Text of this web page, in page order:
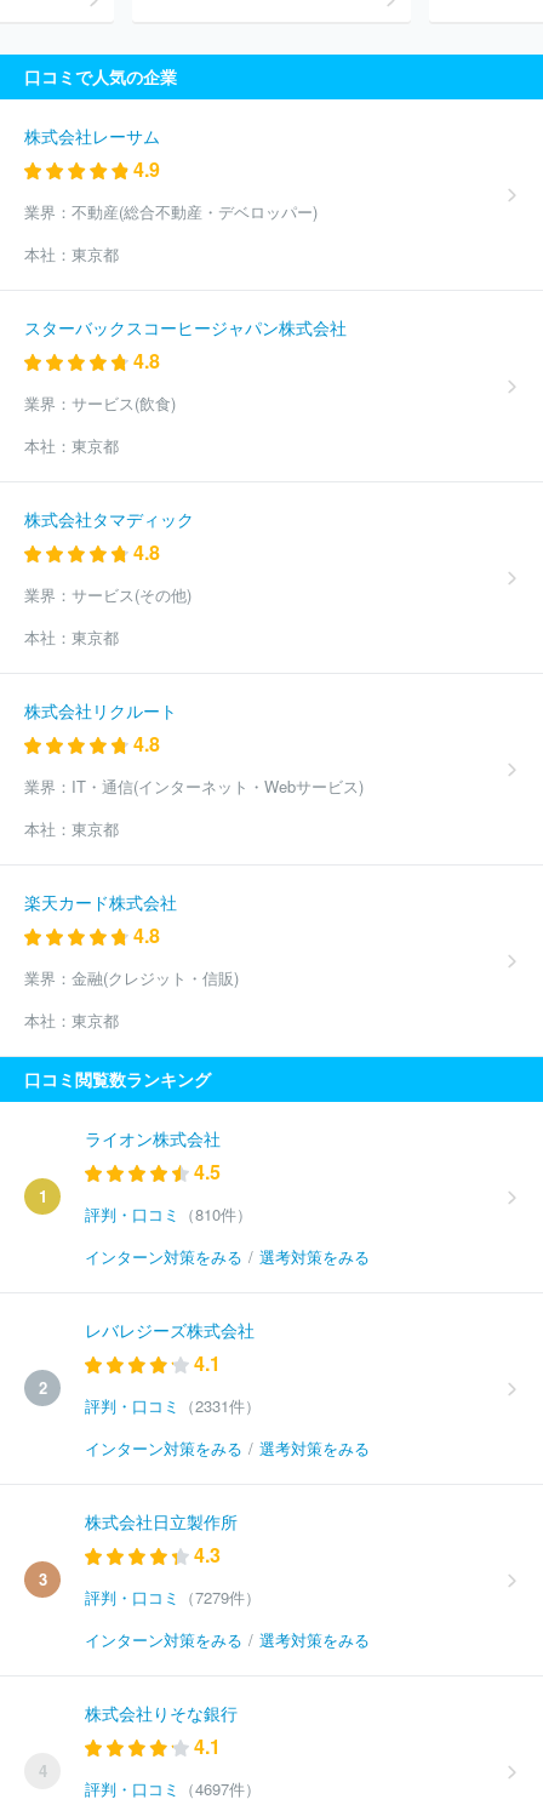
口コミで人気の企業
株式会社レーサム
4.9
業界： 不動産(総合不動産・デベロッパー)
本社： 東京都
スターバックスコーヒージャパン株式会社
4.8
業界： サービス(飲食)
本社： 東京都
株式会社タマディック
4.8
業界： サービス(その他)
本社： 東京都
株式会社リクルート
4.8
業界： IT・通信(インターネット・Webサービス)
本社： 東京都
楽天カード株式会社
4.8
業界： 金融(クレジット・信販)
本社： 東京都
口コミ閲覧数ランキング
1
ライオン株式会社
4.5
評判・口コミ
（810件）
インターン対策をみる / 選考対策をみる
2
レバレジーズ株式会社
4.1
評判・口コミ
（2331件）
インターン対策をみる / 選考対策をみる
3
株式会社日立製作所
4.3
評判・口コミ
（7279件）
インターン対策をみる / 選考対策をみる
4
株式会社りそな銀行
4.1
評判・口コミ
（4697件）